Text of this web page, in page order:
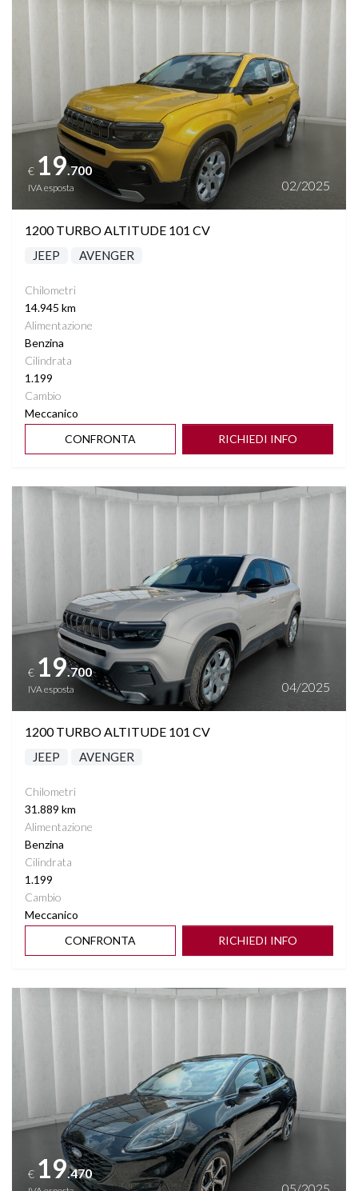
€ 19.700
IVA esposta 02/2025
1200 TURBO ALTITUDE 101 CV
JEEP AVENGER
Chilometri
14.945 km
Alimentazione
Benzina
Cilindrata
1.199
Cambio
Meccanico
CONFRONTA
RICHIEDI INFO
Vedi dettagli
€ 19.700
IVA esposta 04/2025
1200 TURBO ALTITUDE 101 CV
JEEP AVENGER
Chilometri
31.889 km
Alimentazione
Benzina
Cilindrata
1.199
Cambio
Meccanico
CONFRONTA
RICHIEDI INFO
Vedi dettagli
€ 19.470